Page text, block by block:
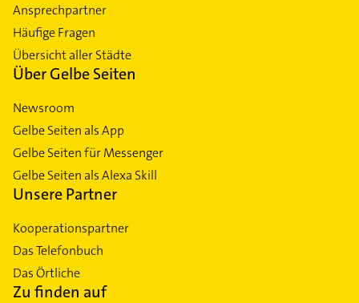
Ansprechpartner
Häufige Fragen
Übersicht aller Städte
Über Gelbe Seiten
Newsroom
Gelbe Seiten als App
Gelbe Seiten für Messenger
Gelbe Seiten als Alexa Skill
Unsere Partner
Kooperationspartner
Das Telefonbuch
Das Örtliche
Zu finden auf